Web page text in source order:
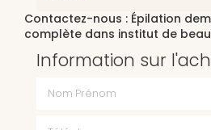
Contactez-nous : Épilation
complète dans institut de
Information sur